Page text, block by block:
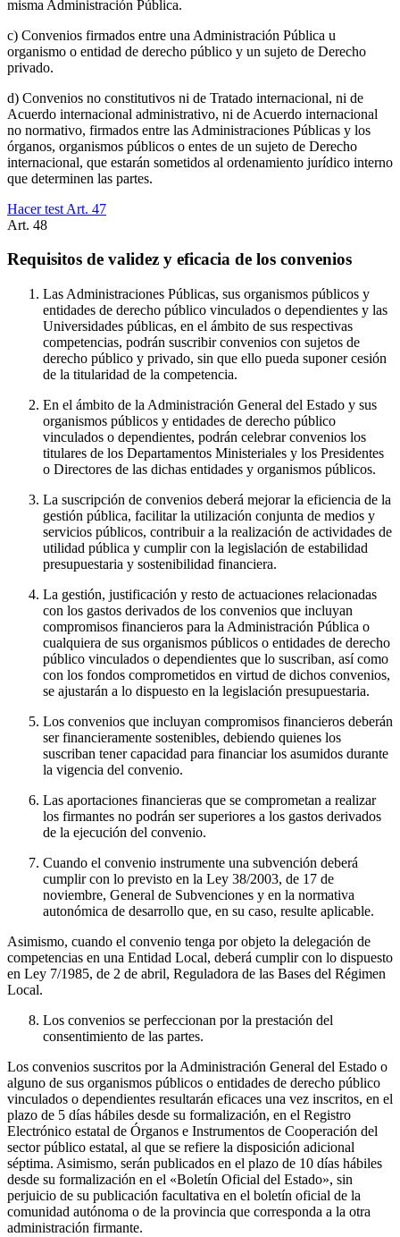
misma Administración Pública.
c) Convenios firmados entre una Administración Pública u
organismo o entidad de derecho público y un sujeto de Derecho
privado.
d) Convenios no constitutivos ni de Tratado internacional, ni de
Acuerdo internacional administrativo, ni de Acuerdo internacional
no normativo, firmados entre las Administraciones Públicas y los
órganos, organismos públicos o entes de un sujeto de Derecho
internacional, que estarán sometidos al ordenamiento jurídico interno
que determinen las partes.
Hacer test Art. 47
Art. 48
Requisitos de validez y eficacia de los convenios
Las Administraciones Públicas, sus organismos públicos y
entidades de derecho público vinculados o dependientes y las
Universidades públicas, en el ámbito de sus respectivas
competencias, podrán suscribir convenios con sujetos de
derecho público y privado, sin que ello pueda suponer cesión
de la titularidad de la competencia.
En el ámbito de la Administración General del Estado y sus
organismos públicos y entidades de derecho público
vinculados o dependientes, podrán celebrar convenios los
titulares de los Departamentos Ministeriales y los Presidentes
o Directores de las dichas entidades y organismos públicos.
La suscripción de convenios deberá mejorar la eficiencia de la
gestión pública, facilitar la utilización conjunta de medios y
servicios públicos, contribuir a la realización de actividades de
utilidad pública y cumplir con la legislación de estabilidad
presupuestaria y sostenibilidad financiera.
La gestión, justificación y resto de actuaciones relacionadas
con los gastos derivados de los convenios que incluyan
compromisos financieros para la Administración Pública o
cualquiera de sus organismos públicos o entidades de derecho
público vinculados o dependientes que lo suscriban, así como
con los fondos comprometidos en virtud de dichos convenios,
se ajustarán a lo dispuesto en la legislación presupuestaria.
Los convenios que incluyan compromisos financieros deberán
ser financieramente sostenibles, debiendo quienes los
suscriban tener capacidad para financiar los asumidos durante
la vigencia del convenio.
Las aportaciones financieras que se comprometan a realizar
los firmantes no podrán ser superiores a los gastos derivados
de la ejecución del convenio.
Cuando el convenio instrumente una subvención deberá
cumplir con lo previsto en la Ley 38/2003, de 17 de
noviembre, General de Subvenciones y en la normativa
autonómica de desarrollo que, en su caso, resulte aplicable.
Asimismo, cuando el convenio tenga por objeto la delegación de
competencias en una Entidad Local, deberá cumplir con lo dispuesto
en Ley 7/1985, de 2 de abril, Reguladora de las Bases del Régimen
Local.
Los convenios se perfeccionan por la prestación del
consentimiento de las partes.
Los convenios suscritos por la Administración General del Estado o
alguno de sus organismos públicos o entidades de derecho público
vinculados o dependientes resultarán eficaces una vez inscritos, en el
plazo de 5 días hábiles desde su formalización, en el Registro
Electrónico estatal de Órganos e Instrumentos de Cooperación del
sector público estatal, al que se refiere la disposición adicional
séptima. Asimismo, serán publicados en el plazo de 10 días hábiles
desde su formalización en el «Boletín Oficial del Estado», sin
perjuicio de su publicación facultativa en el boletín oficial de la
comunidad autónoma o de la provincia que corresponda a la otra
administración firmante.